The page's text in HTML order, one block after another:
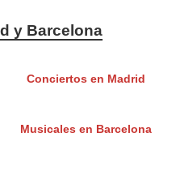
y Barcelona
Conciertos en Madrid
Musicales en Barcelona